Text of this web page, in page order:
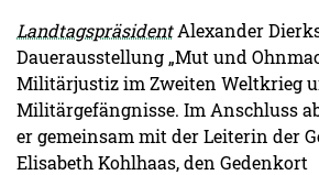
LandtagspräsidentAlexander
Dauerausstellung „Mut und
Militärjustiz im Zweiten Weltkrieg
Militärgefängnisse. Im Anschluss
er gemeinsam mit der Leiterin der
Elisabeth Kohlhaas, den Gedenkort